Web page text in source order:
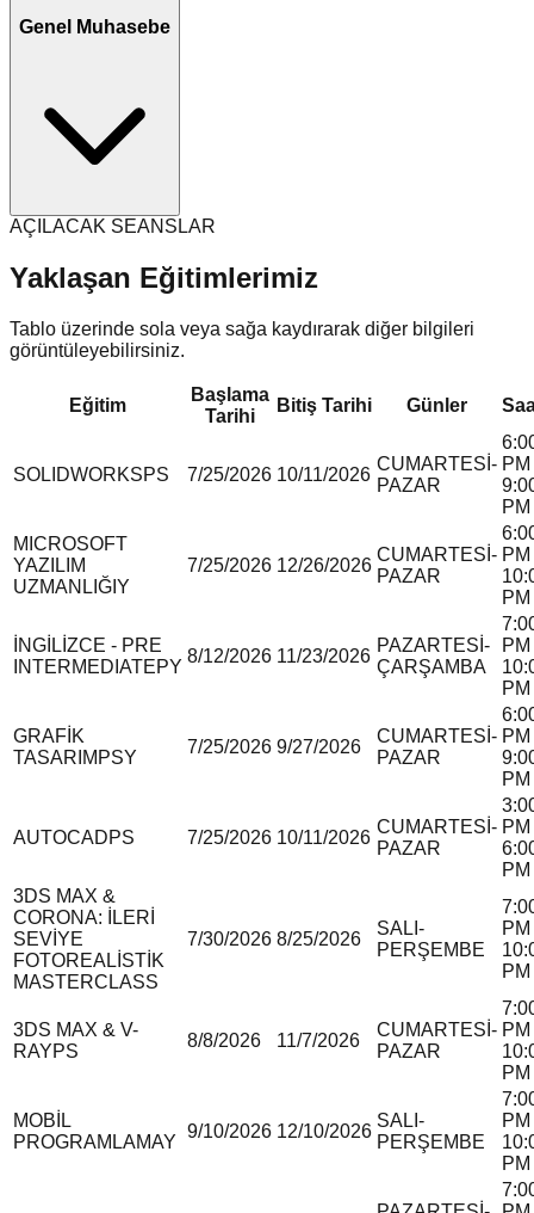
Genel Muhasebe
AÇILACAK SEANSLAR
Yaklaşan Eğitimlerimiz
Tablo üzerinde sola veya sağa kaydırarak diğer bilgileri
görüntüleyebilirsiniz.
Eğitim
Başlama
Tarihi
Bitiş Tarihi Günler
SOLIDWORKSPS 7/25/2026 10/11/2026
CUMARTESİ-
PAZAR
PM
PM
MICROSOFT
YAZILIM
UZMANLIĞI Y
7/25/2026 12/26/2026
CUMARTESİ-
PAZAR
PM
PM
İNGİLİZCE - PRE
INTERMEDIATEPY
8/12/2026 11/23/2026
PAZARTESİ-
ÇARŞAMBA
PM
PM
GRAFİK
TASARIM PSY
7/25/2026 9/27/2026
CUMARTESİ-
PAZAR
PM
PM
AUTOCADPS 7/25/2026 10/11/2026
CUMARTESİ-
PAZAR
PM
PM
3DS MAX &
CORONA: İLERİ
SEVİYE
FOTOREALİSTİK
MASTERCLASS
7/30/2026 8/25/2026
SALI-
PERŞEMBE
PM
PM
3DS MAX & V-
RAYPS
8/8/2026 11/7/2026
CUMARTESİ-
PAZAR
PM
PM
MOBİL
PROGRAMLAMAY
9/10/2026 12/10/2026
SALI-
PERŞEMBE
PM
PM